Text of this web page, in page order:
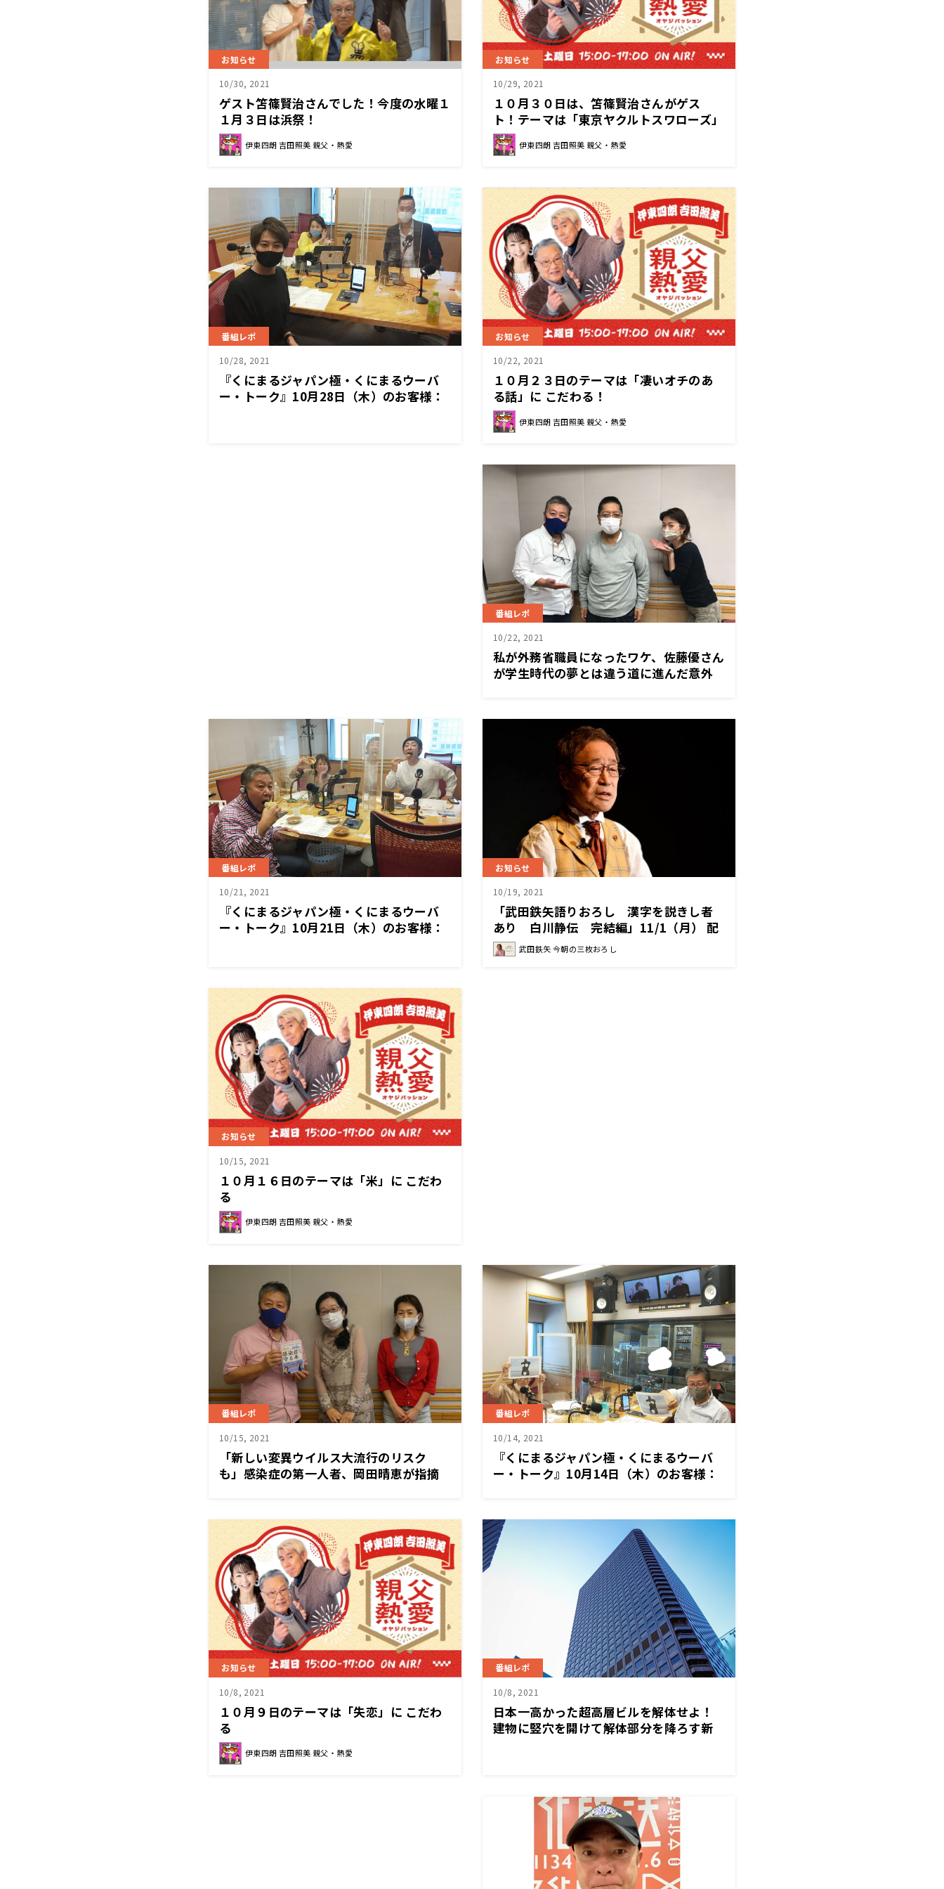
お知らせ
10/30, 2021
ゲスト笘篠賢治さんでした！今度の水曜１
１月３日は浜祭！
伊東四朗 吉田照美 親父・熱愛
お知らせ
10/29, 2021
１０月３０日は、笘篠賢治さんがゲス
ト！テーマは「東京ヤクルトスワローズ」
に こだわる
伊東四朗 吉田照美 親父・熱愛
番組レポ
10/28, 2021
『くにまるジャパン極・くにまるウーバ
ー・トーク』10月28日（木）のお客様：
お知らせ
10/22, 2021
１０月２３日のテーマは「凄いオチのあ
る話」に こだわる！
伊東四朗 吉田照美 親父・熱愛
番組レポ
10/22, 2021
私が外務省職員になったワケ、佐藤優さん
が学生時代の夢とは違う道に進んだ意外
番組レポ
10/21, 2021
『くにまるジャパン極・くにまるウーバ
ー・トーク』10月21日（木）のお客様：
お知らせ
10/19, 2021
「武田鉄矢語りおろし 漢字を説きし者
あり 白川静伝 完結編」11/1（月） 配
信チケット販売スタート
武田鉄矢 今朝の三枚おろし
お知らせ
10/15, 2021
１０月１６日のテーマは「米」に こだわ
る
伊東四朗 吉田照美 親父・熱愛
番組レポ
10/15, 2021
「新しい変異ウイルス大流行のリスク
も」感染症の第一人者、岡田晴恵が指摘
番組レポ
10/14, 2021
『くにまるジャパン極・くにまるウーバ
ー・トーク』10月14日（木）のお客様：
お知らせ
10/8, 2021
１０月９日のテーマは「失恋」に こだわ
る
伊東四朗 吉田照美 親父・熱愛
番組レポ
10/8, 2021
日本一高かった超高層ビルを解体せよ！
建物に竪穴を開けて解体部分を降ろす新